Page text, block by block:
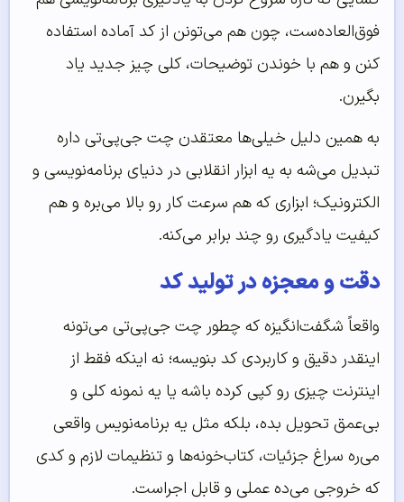
فوق‌العاده‌ست، چون هم می‌تونن از کد آماده استفاده
کنن و هم با خوندن توضیحات، کلی چیز جدید یاد
بگیرن.
به همین دلیل خیلی‌ها معتقدن چت جی‌پی‌تی داره
تبدیل می‌شه به یه ابزار انقلابی در دنیای برنامه‌نویسی و
الکترونیک؛ ابزاری که هم سرعت کار رو بالا می‌بره و هم
کیفیت یادگیری رو چند برابر می‌کنه.
دقت و معجزه در تولید کد
واقعاً شگفت‌انگیزه که چطور چت جی‌پی‌تی می‌تونه
اینقدر دقیق و کاربردی کد بنویسه؛ نه اینکه فقط از
اینترنت چیزی رو کپی کرده باشه یا یه نمونه کلی و
بی‌عمق تحویل بده، بلکه مثل یه برنامه‌نویس واقعی
می‌ره سراغ جزئیات، کتاب‌خونه‌ها و تنظیمات لازم و کدی
که خروجی می‌ده عملی و قابل اجراست.